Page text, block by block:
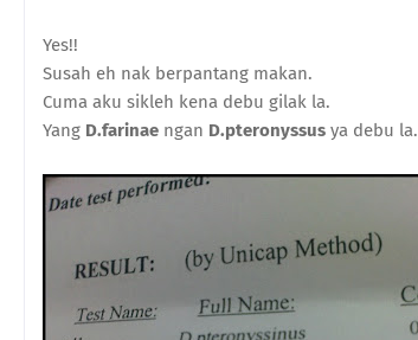
Yes!!
Susah eh nak berpantang makan.
Cuma aku sikleh kena debu gilak la.
Yang D.farinae ngan D.pteronyssus ya debu la.